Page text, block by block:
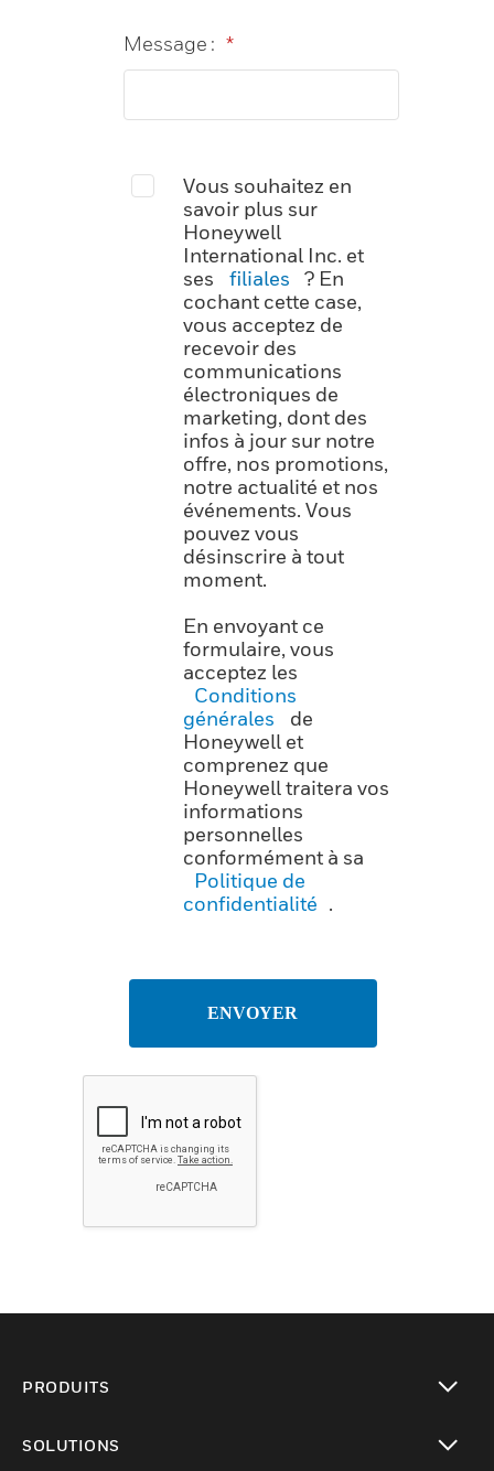
*
Message :
Vous souhaitez en
savoir plus sur
Honeywell
International Inc. et
ses
filiales
? En
cochant cette case,
vous acceptez de
recevoir des
communications
électroniques de
marketing, dont des
infos à jour sur notre
offre, nos promotions,
notre actualité et nos
événements. Vous
pouvez vous
désinscrire à tout
moment.
En envoyant ce
formulaire, vous
acceptez les
Conditions
générales
de
Honeywell et
comprenez que
Honeywell traitera vos
informations
personnelles
conformément à sa
Politique de
confidentialité .
ENVOYER
PRODUITS
SOLUTIONS